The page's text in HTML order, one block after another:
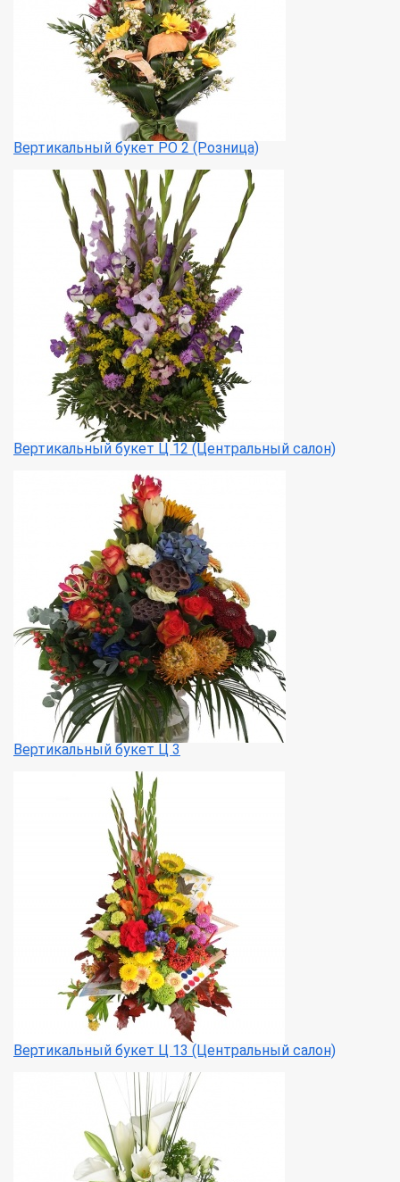
Вертикальный букет РО 2 (Розница)
Вертикальный букет Ц 12 (Центральный салон)
Вертикальный букет Ц 3
Вертикальный букет Ц 13 (Центральный салон)